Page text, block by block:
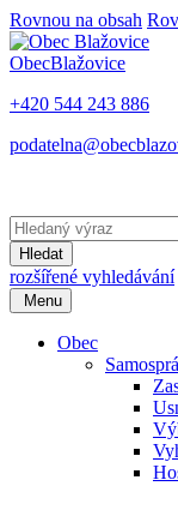
Rovnou na obsah
ObecBlažovice
+420 544 243 886
Hledat
rozšířené vyhledávání
Menu
Obec